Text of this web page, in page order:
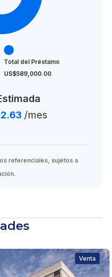
Total del Préstamo
US$589,000.00
/mes
referenciales, sujetos a
Venta